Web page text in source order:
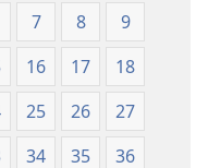
nga
Kalibotan
nga
Hubad
han
Baraan
7 8
9
16 17
18
25 26
27
34 35
36